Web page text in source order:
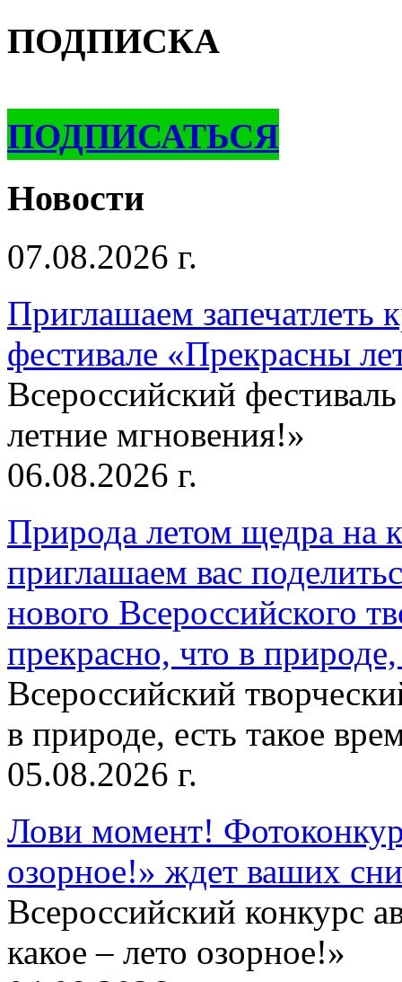
ПОДПИСКА
ПОДПИСАТЬСЯ
Новости
07.08.2026 г.
Приглашаем запечатлеть
фестивале «Прекрасны
Всероссийский
летние мгновения!»
06.08.2026 г.
Природа летом щедра на
приглашаем вас
нового Всероссийского
прекрасно, что в
Всероссийский
в природе, есть такое
05.08.2026 г.
Лови момент!
озорное!» ждет ваших
Всероссийский конкурс
какое – лето озорное!»